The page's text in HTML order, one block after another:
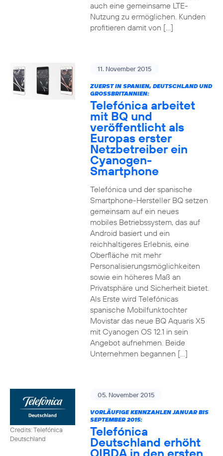
auch eine gemeinsame LTE-
Nutzung zu ermöglichen. Kunden
profitieren damit von […]
11. November 2015
ZUERST IN SPANIEN, DEUTSCHLAND UND
GROSSBRITANNIEN:
Telefónica arbeitet
mit BQ und
veröffentlicht als
Europas erster
Netzbetreiber ein
Cyanogen-
Smartphone
Telefónica und der spanische
Smartphone-Hersteller BQ setzen
gemeinsam auf ein neues
mobiles Betriebssystem, das auf
Android basiert und ein
reichhaltigeres Erlebnis, eine
Oberfläche mit mehr
Personalisierungsmöglichkeiten
sowie ein höheres Maß an
Privatsphäre und Sicherheit bietet.
Als Erste wird Telefónicas
spanische Mobilfunktochter
Movistar das neue BQ Aquaris X5
mit Cyanogen OS 12.1 in sein
Angebot aufnehmen. Beide
Unternehmen begannen […]
Credits: Telefónica
Deutschland
05. November 2015
VORLÄUFIGE KENNZAHLEN JANUAR BIS
SEPTEMBER 2015:
Telefónica
Deutschland erhöht
OIBDA in den ersten